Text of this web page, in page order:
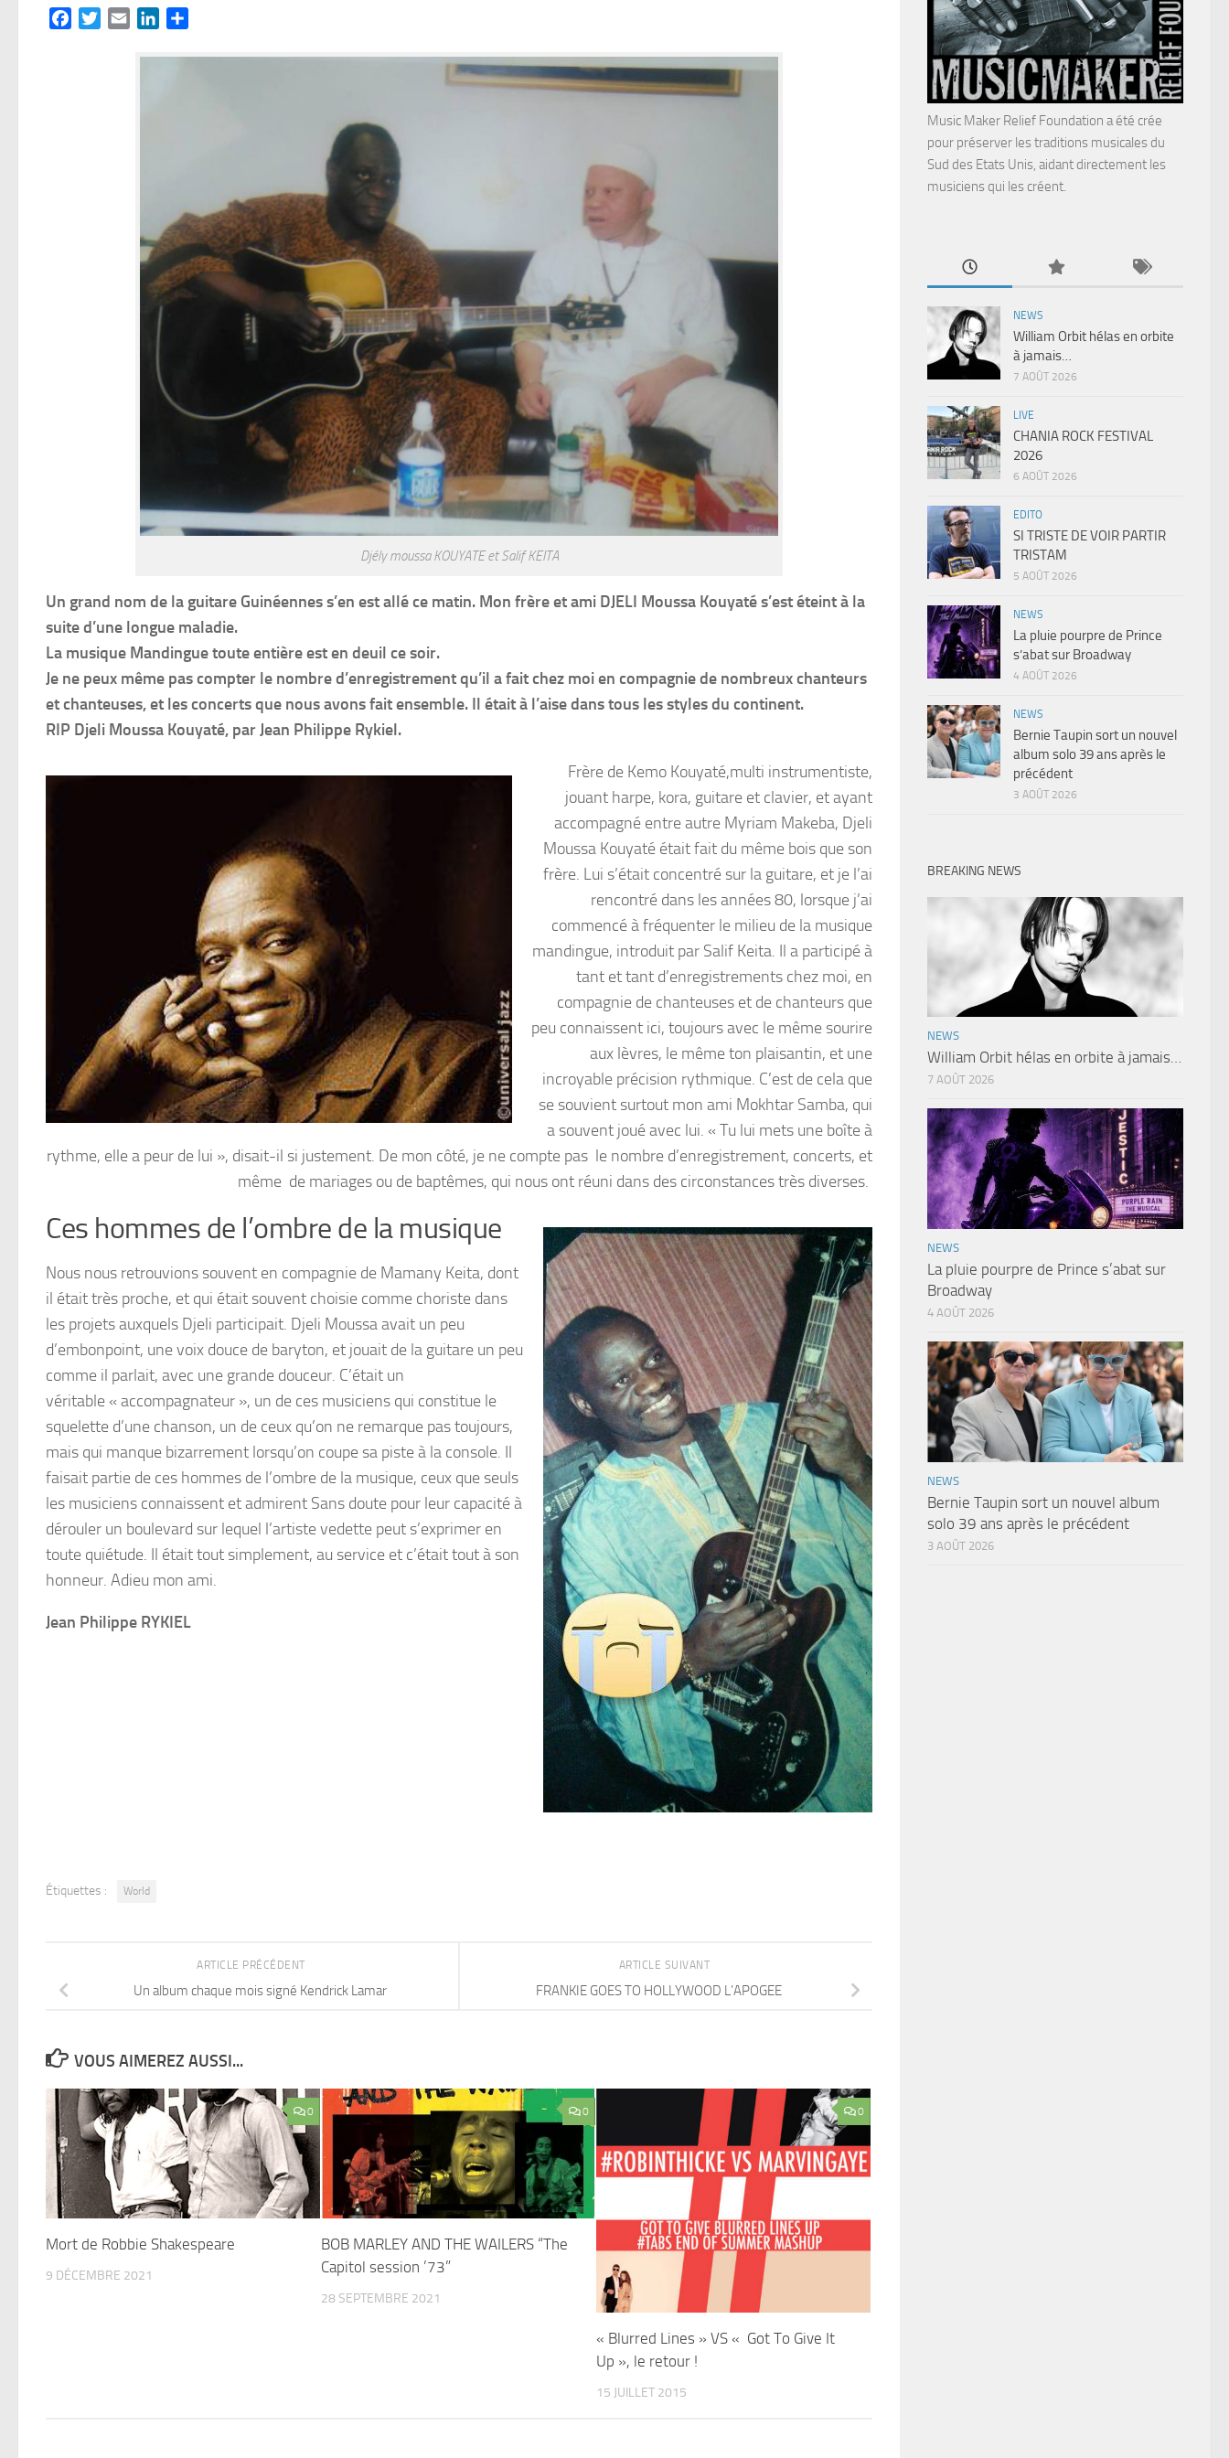
FacebookTwitterEmail LinkedIn
Djély moussa KOUYATE et Salif KEITA
Un grand nom de la guitare Guinéennes s’en est allé ce matin. Mon frère et ami DJELI Moussa Kouyaté s’est éteint à la
suite d’une longue maladie.
La musique Mandingue toute entière est en deuil ce soir.
Je ne peux même pas compter le nombre d’enregistrement qu’il a fait chez moi en compagnie de nombreux chanteurs
et chanteuses, et les concerts que nous avons fait ensemble. Il était à l’aise dans tous les styles du continent.
RIP Djeli Moussa Kouyaté, par Jean Philippe Rykiel.
Frère de Kemo Kouyaté,multi instrumentiste,
jouant harpe, kora, guitare et clavier, et ayant
accompagné entre autre Myriam Makeba, Djeli
Moussa Kouyaté était fait du même bois que son
frère. Lui s’était concentré sur la guitare, et je l’ai
rencontré dans les années 80, lorsque j’ai
commencé à fréquenter le milieu de la musique
mandingue, introduit par Salif Keita. Il a participé à
tant et tant d’enregistrements chez moi, en
compagnie de chanteuses et de chanteurs que
peu connaissent ici, toujours avec le même sourire
aux lèvres, le même ton plaisantin, et une
incroyable précision rythmique. C’est de cela que
se souvient surtout mon ami Mokhtar Samba, qui
a souvent joué avec lui. « Tu lui mets une boîte à
rythme, elle a peur de lui », disait-il si justement. De mon côté, je ne compte pas le nombre d’enregistrement, concerts, et
même de mariages ou de baptêmes, qui nous ont réuni dans des circonstances très diverses.
Ces hommes de l’ombre de la musique
Nous nous retrouvions souvent en compagnie de Mamany Keita, dont
il était très proche, et qui était souvent choisie comme choriste dans
les projets auxquels Djeli participait. Djeli Moussa avait un peu
d’embonpoint, une voix douce de baryton, et jouait de la guitare un peu
comme il parlait, avec une grande douceur. C’était un
véritable « accompagnateur », un de ces musiciens qui constitue le
squelette d’une chanson, un de ceux qu’on ne remarque pas toujours,
mais qui manque bizarrement lorsqu’on coupe sa piste à la console. Il
faisait partie de ces hommes de l’ombre de la musique, ceux que seuls
les musiciens connaissent et admirent Sans doute pour leur capacité à
dérouler un boulevard sur lequel l’artiste vedette peut s’exprimer en
toute quiétude. Il était tout simplement, au service et c’était tout à son
honneur. Adieu mon ami.
Jean Philippe RYKIEL
Étiquettes : World
ARTICLE SUIVANT
FRANKIE GOES TO HOLLYWOOD L’APOGEE
ARTICLE PRÉCÉDENT
Un album chaque mois signé Kendrick Lamar
VOUS AIMEREZ AUSSI...
0
Mort de Robbie Shakespeare
9 DÉCEMBRE 2021
0
BOB MARLEY AND THE WAILERS “The
Capitol session ’73”
28 SEPTEMBRE 2021
0
« Blurred Lines » VS « Got To Give It
Up », le retour !
15 JUILLET 2015
Music Maker Relief Foundation a été crée
pour préserver les traditions musicales du
Sud des Etats Unis, aidant directement les
musiciens qui les créent.
NEWS
William Orbit hélas en orbite
à jamais…
7 AOÛT 2026
LIVE
CHANIA ROCK FESTIVAL
2026
6 AOÛT 2026
EDITO
SI TRISTE DE VOIR PARTIR
TRISTAM
5 AOÛT 2026
NEWS
La pluie pourpre de Prince
s’abat sur Broadway
4 AOÛT 2026
NEWS
Bernie Taupin sort un nouvel
album solo 39 ans après le
précédent
3 AOÛT 2026
BREAKING NEWS
NEWS
William Orbit hélas en orbite à jamais…
7 AOÛT 2026
NEWS
La pluie pourpre de Prince s’abat sur
Broadway
4 AOÛT 2026
NEWS
Bernie Taupin sort un nouvel album
solo 39 ans après le précédent
3 AOÛT 2026